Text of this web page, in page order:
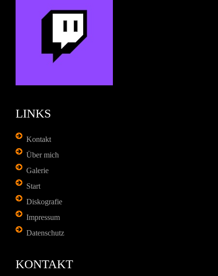
LINKS
Kontakt
Über mich
Galerie
Start
Diskografie
Impressum
Datenschutz
KONTAKT